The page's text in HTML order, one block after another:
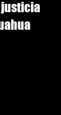
justicia